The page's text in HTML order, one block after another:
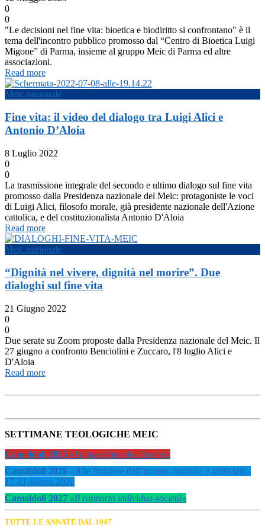
0
0
"Le decisioni nel fine vita: bioetica e biodiritto si confrontano" è il
tema dell'incontro pubblico promosso dal “Centro di Bioetica Luigi
Migone” di Parma, insieme al gruppo Meic di Parma ed altre
associazioni.
Read more
Meic nazionale
Fine vita: il video del dialogo tra Luigi Alici e
Antonio D’Aloia
8 Luglio 2022
0
0
La trasmissione integrale del secondo e ultimo dialogo sul fine vita
promosso dalla Presidenza nazionale del Meic: protagoniste le voci
di Luigi Alici, filosofo morale, già presidente nazionale dell'Azione
cattolica, e del costituzionalista Antonio D'Aloia
Read more
Meic nazionale
“Dignità nel vivere, dignità nel morire”. Due
dialoghi sul fine vita
21 Giugno 2022
0
0
Due serate su Zoom proposte dalla Presidenza nazionale del Meic. Il
27 giugno a confronto Benciolini e Zuccaro, l'8 luglio Alici e
D'Aloia
Read more
SETTIMANE TEOLOGICHE MEIC
Camaldoli 2025 «La questione del Genere»
Camaldoli 2026 «Alle frontiere dell’umano: naturale e artificiale»
17-21 agosto 2026
Camaldoli 2027 «Il rapporto individuo-società»
TUTTE LE ANNATE DAL 1947